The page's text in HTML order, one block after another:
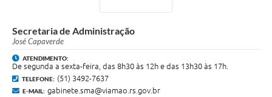
Secretaria de Administração
José Capaverde
ATENDIMENTO:
De segunda a sexta-feira, das 8h30 às 12h e das 13h30 às 17h.
TELEFONE: (51) 3492-7637
E-MAIL: gabinete.sma@viamao.rs.gov.br